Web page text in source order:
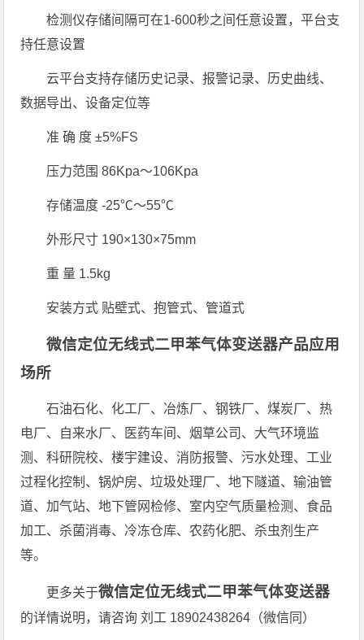
检测仪存储间隔可在1-600秒之间任意设置，平台支
持任意设置
云平台支持存储历史记录、报警记录、历史曲线、
数据导出、设备定位等
准 确 度 ±5%FS
压力范围 86Kpa～106Kpa
存储温度 -25℃～55℃
外形尺寸 190×130×75mm
重 量 1.5kg
安装方式 贴壁式、抱管式、管道式
微信定位无线式二甲苯气体变送器产品应用
场所
石油石化、化工厂、冶炼厂、钢铁厂、煤炭厂、热
电厂、自来水厂、医药车间、烟草公司、大气环境监
测、科研院校、楼宇建设、消防报警、污水处理、工业
过程化控制、锅炉房、垃圾处理厂、地下隧道、输油管
道、加气站、地下管网检修、室内空气质量检测、食品
加工、杀菌消毒、冷冻仓库、农药化肥、杀虫剂生产
等。
更多关于微信定位无线式二甲苯气体变送器
的详情说明，请咨询 刘工 18902438264（微信同）